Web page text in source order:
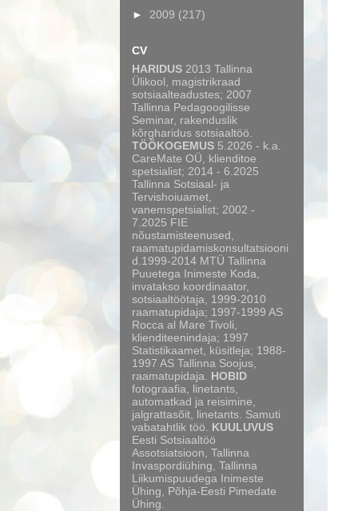
► 2009 (217)
CV
HARIDUS 2013 Tallinna
Ülikool, magistrikraad
sotsiaalteadustes; 2007
Tallinna Pedagoogilisse
Seminar, rakenduslik
kõrgharidus sotsiaaltöö.
TÖÖKOGEMUS 5.2026 - k.a.
CareMate OÜ, klienditoe
spetsialist; 2014 - 6.2025
Tallinna Sotsiaal- ja
Tervishoiuamet,
vanemspetsialist; 2002 -
7.2025 FIE
nõustamisteenused,
raamatupidamiskonsultatsiooni
d.1999-2014 MTÜ Tallinna
Puuetega Inimeste Koda,
invatakso koordinaator,
sotsiaaltöötaja, 1999-2010
raamatupidaja; 1997-1999 AS
Rocca al Mare Tivoli,
klienditeenindaja; 1997
Statistikaamet, küsitleja; 1988-
1997 AS Tallinna Soojus,
raamatupidaja. HOBID
fotograafia, linetants,
automatkad ja reisimine,
jalgrattasõit, linetants. Samuti
vabatahtlik töö. KUULUVUS
Eesti Sotsiaaltöö
Assotsiatsioon, Tallinna
Invaspordiühing, Tallinna
Liikumispuudega Inimeste
Ühing, Põhja-Eesti Pimedate
Ühing.